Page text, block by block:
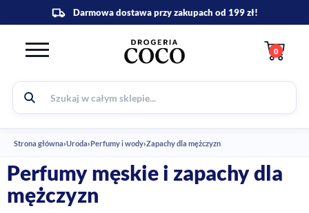
0
Strona główna›Uroda›Perfumy i wody›Zapachy dla mężczyzn
Perfumy męskie i zapachy dla
mężczyzn